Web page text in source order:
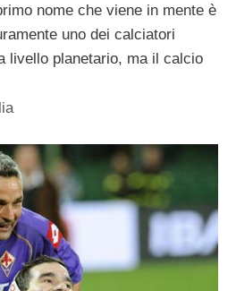
nome che viene in mente è
uno dei calciatori
livello planetario, ma il calcio